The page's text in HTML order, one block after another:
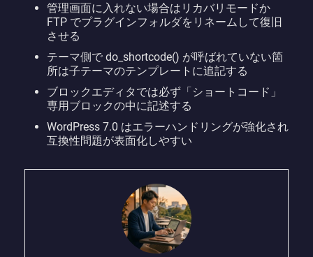
管理画面に入れない場合はリカバリモードか
FTP でプラグインフォルダをリネームして復旧
させる
テーマ側で do_shortcode() が呼ばれていない箇
所は子テーマのテンプレートに追記する
ブロックエディタでは必ず「ショートコード」
専用ブロックの中に記述する
WordPress 7.0 はエラーハンドリングが強化され
互換性問題が表面化しやすい